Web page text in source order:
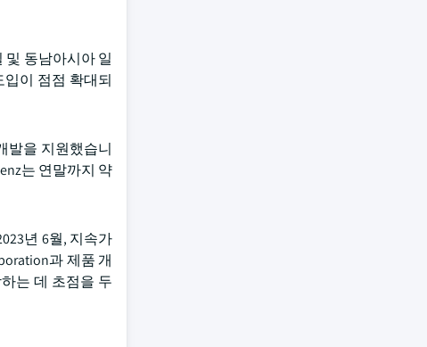
동남아시아 일
입이 점점 확대되
발을 지원했습니
는 연말까지 약
년 6월, 지속가
과 제품 개
는 데 초점을 두